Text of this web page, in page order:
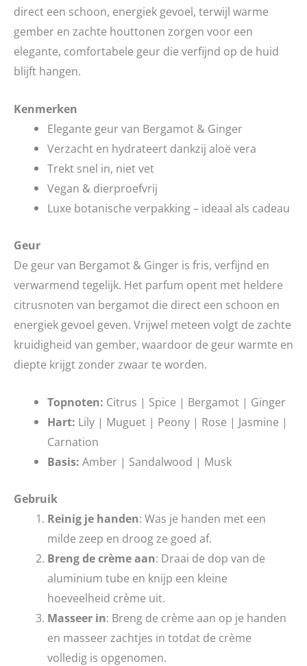
direct een schoon, energiek gevoel, terwijl warme
gember en zachte houttonen zorgen voor een
elegante, comfortabele geur die verfijnd op de huid
blijft hangen.
Kenmerken
Elegante geur van Bergamot & Ginger
Verzacht en hydrateert dankzij aloë vera
Trekt snel in, niet vet
Vegan & dierproefvrij
Luxe botanische verpakking – ideaal als cadeau
Geur
De geur van Bergamot & Ginger is fris, verfijnd en
verwarmend tegelijk. Het parfum opent met heldere
citrusnoten van bergamot die direct een schoon en
energiek gevoel geven. Vrijwel meteen volgt de zachte
kruidigheid van gember, waardoor de geur warmte en
diepte krijgt zonder zwaar te worden.
Topnoten: Citrus | Spice | Bergamot | Ginger
Hart: Lily | Muguet | Peony | Rose | Jasmine |
Carnation
Basis:Amber | Sandalwood | Musk
Gebruik
Reinig je handen: Was je handen met een
milde zeep en droog ze goed af.
Breng de crème aan: Draai de dop van de
aluminium tube en knijp een kleine
hoeveelheid crème uit.
Masseer in: Breng de crème aan op je handen
en masseer zachtjes in totdat de crème
volledig is opgenomen.